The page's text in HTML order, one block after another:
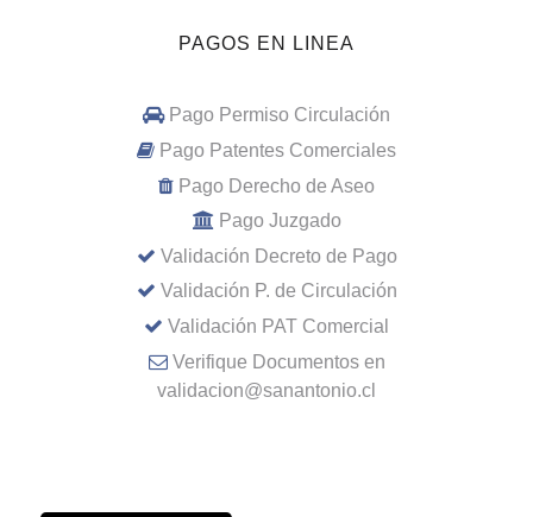
PAGOS EN LINEA
Pago Permiso Circulación
Pago Patentes Comerciales
Pago Derecho de Aseo
Pago Juzgado
Validación Decreto de Pago
Validación P. de Circulación
Validación PAT Comercial
Verifique Documentos en
validacion@sanantonio.cl